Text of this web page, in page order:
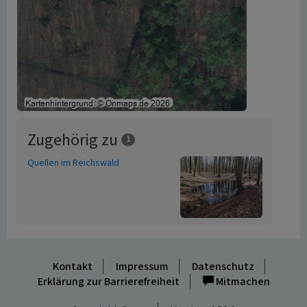
Zugehörig zu 1
Quellen im Reichswald
Kontakt Impressum
Datenschutz
Erklärung zur Barrierefreiheit
Mitmachen